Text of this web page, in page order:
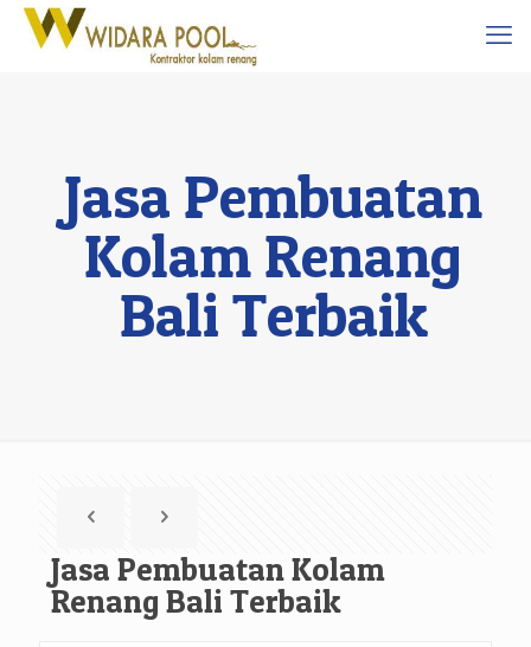
Jasa Pembuatan
Kolam Renang
Bali Terbaik
Jasa Pembuatan Kolam
Renang Bali Terbaik